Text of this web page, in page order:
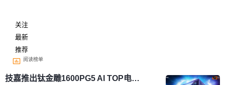
关注
最新
推荐
阅读榜单
技嘉推出钛金雕1600PG5 AI TOP电